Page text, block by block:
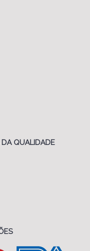
DA QUALIDADE